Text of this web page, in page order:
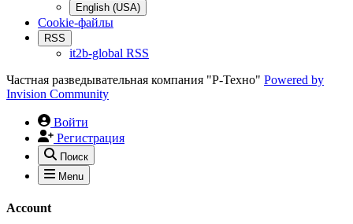
English (USA)
Cookie-файлы
RSS
it2b-global RSS
Частная разведывательная компания "Р-Техно" Powered by
Invision Community
Войти
Регистрация
Поиск
Menu
Account